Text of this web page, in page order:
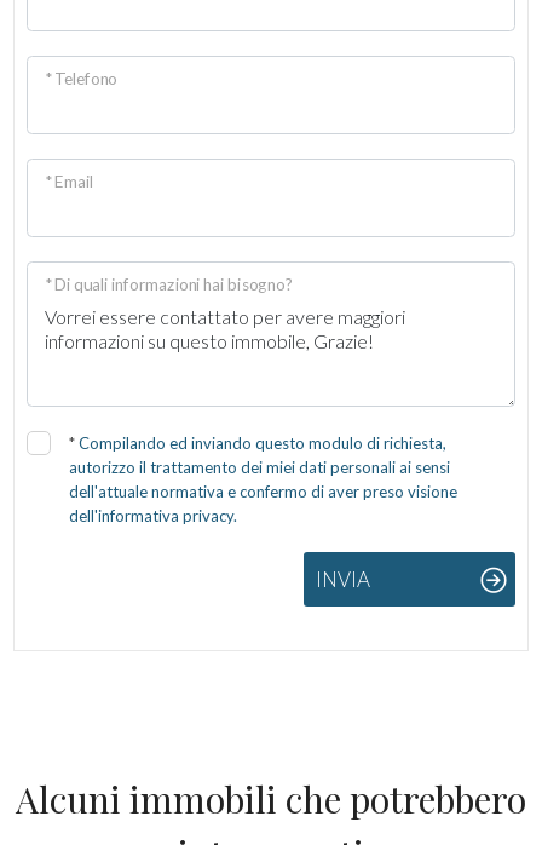
* Telefono
* Email
* Di quali informazioni hai bisogno?
*Compilando ed inviando questo modulo di richiesta,
autorizzo il trattamento dei miei dati personali ai sensi
dell'attuale normativa e confermo di aver preso visione
dell'informativa privacy.
INVIA
Alcuni immobili che potrebbero